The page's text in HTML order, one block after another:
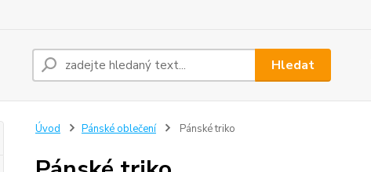
Hledat
Úvod Pánské oblečení Pánské triko